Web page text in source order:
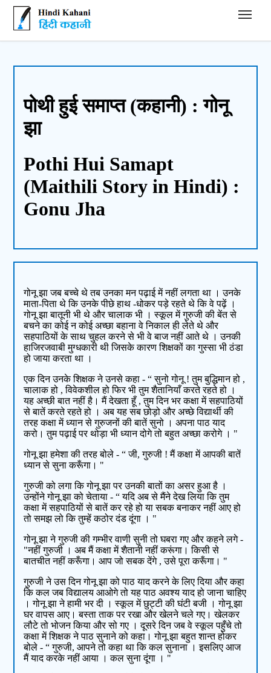
Hindi Kahani - हिंदी कहानी
पोथी हुई समाप्त (कहानी) : गोनू
झा
Pothi Hui Samapt
(Maithili Story in Hindi) :
Gonu Jha
गोनू झा जब बच्चे थे तब उनका मन पढ़ाई में नहीं लगता था । उनके
माता-पिता थे कि उनके पीछे हाथ -धोकर पड़े रहते थे कि वे पढ़ें ।
गोनू झा बातूनी भी थे और चालाक भी । स्कूल में गुरुजी की बेंत से
बचने का कोई न कोई अच्छा बहाना वे निकाल ही लेते थे और
सहपाठियों के साथ चुहल करने से भी वे बाज नहीं आते थे । उनकी
हाजिरजवाबी मुग्धकारी थी जिसके कारण शिक्षकों का गुस्सा भी ठंडा
हो जाया करता था ।
एक दिन उनके शिक्षक ने उनसे कहा - “ सुनो गोनू ! तुम बुद्धिमान हो ,
चालाक हो , विवेकशील हो फिर भी तुम शैतानियाँ करते रहते हो ।
यह अच्छी बात नहीं है। मैं देखता हूँ , तुम दिन भर कक्षा में सहपाठियों
से बातें करते रहते हो । अब यह सब छोड़ो और अच्छे विद्यार्थी की
तरह कक्षा में ध्यान से गुरुजनों की बातें सुनो । अपना पाठ याद
करो। तुम पढ़ाई पर थोड़ा भी ध्यान दोगे तो बहुत अच्छा करोगे । "
गोनू झा हमेशा की तरह बोले - “ जी, गुरुजी ! मैं कक्षा में आपकी बातें
ध्यान से सुना करूँगा। "
गुरुजी को लगा कि गोनू झा पर उनकी बातों का असर हुआ है ।
उन्होंने गोनू झा को चेताया - “ यदि अब से मैंने देख लिया कि तुम
कक्षा में सहपाठियों से बातें कर रहे हो या सबक बनाकर नहीं आए हो
तो समझ लो कि तुम्हें कठोर दंड दूंगा । "
गोनू झा ने गुरुजी की गम्भीर वाणी सुनी तो घबरा गए और कहने लगे -
"नहीं गुरुजी । अब मैं कक्षा में शैतानी नहीं करूंगा। किसी से
बातचीत नहीं करूँगा। आप जो सबक देंगे , उसे पूरा करूँगा। "
गुरुजी ने उस दिन गोनू झा को पाठ याद करने के लिए दिया और कहा
कि कल जब विद्यालय आओगे तो यह पाठ अवश्य याद हो जाना चाहिए
। गोनू झा ने हामी भर दी । स्कूल में छुट्टी की घंटी बजी । गोनू झा
घर वापस आए। बस्ता ताक पर रखा और खेलने चले गए। खेलकर
लौटे तो भोजन किया और सो गए । दूसरे दिन जब वे स्कूल पहुँचे तो
कक्षा में शिक्षक ने पाठ सुनाने को कहा। गोनू झा बहुत शान्त होकर
बोले - “ गुरुजी, आपने तो कहा था कि कल सुनाना । इसलिए आज
मैं याद करके नहीं आया । कल सुना दूंगा । "